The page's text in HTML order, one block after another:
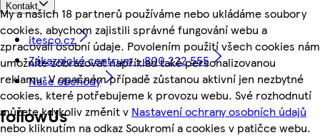
My a našich 18 partnerů používáme nebo ukládáme soubory
cookies, abychom zajistili správné fungování webu a
zpracovali osobní údaje. Povolením použití všech cookies nám
umožníte zobrazovat například také personalizovanou
reklamu. V opačném případě zůstanou aktivní jen nezbytné
cookies, které potřebujeme k provozu webu. Své rozhodnutí
můžete kdykoliv změnit v Nastavení ochrany osobních údajů
nebo kliknutím na odkaz Soukromí a cookies v patičce webu.
Kontakt
itesco.cz
Zákaznické centrum - 800 222 555
Naše obchody
followUs